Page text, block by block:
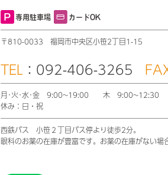
専用駐車場 カードOK
〒810-0033 福岡市中央区小笹2丁目1-15
TEL ：092-406-3265
月･火･水･金 9:00~19:00 木 9:00~12:30
休み：日・祝
西鉄バス 小笹２丁目バス停より徒歩2分。
眼科のお薬の在庫が豊富です。お薬の在庫がない場